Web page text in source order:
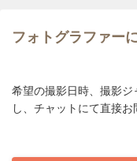
フォトグラファー
希望の撮影日時、撮影
し、チャットにて直接お